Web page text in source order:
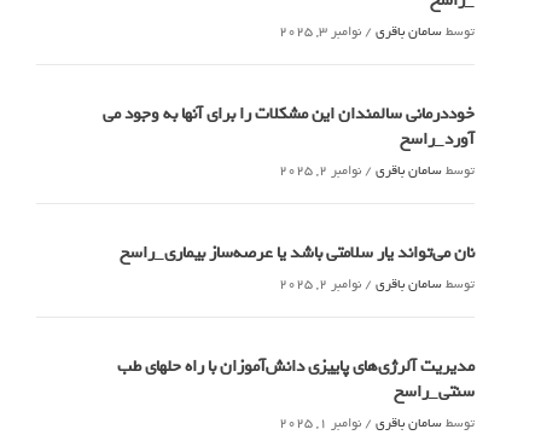
توسطسامان باقری / نوامبر 3, 2025
خوددرمانی سالمندان این مشکلات را برای آنها به وجود می
آورد_راسخ
توسطسامان باقری / نوامبر 2, 2025
نان می‌تواند یار سلامتی باشد یا عرصه‌ساز بیماری_راسخ
توسطسامان باقری / نوامبر 2, 2025
مدیریت آلرژی‌های پاییزی دانش‌آموزان با راه حلهای طب
سنتی_راسخ
توسطسامان باقری / نوامبر 1, 2025